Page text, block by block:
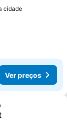
cidade
Ver preços
favoritos